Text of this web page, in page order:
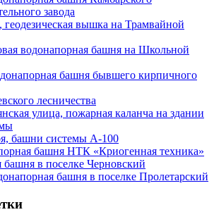
завода
геодезическая вышка на Трамвайной
водонапорная башня на Школьной
башня бывшего кирпичного
лесничества
улица, пожарная каланча на здании
башни системы А-100
башня НТК «Криогенная техника»
башня в поселке Черновский
башня в поселке Пролетарский